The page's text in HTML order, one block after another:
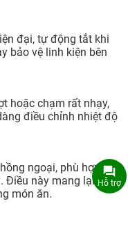
đại, tự động tắt khi
bảo vệ linh kiện bên
hoặc chạm rất nhạy,
điều chỉnh nhiệt độ
ngoại, phù hợp với
Điều này mang lại sự
món ăn.
Hỗ trợ